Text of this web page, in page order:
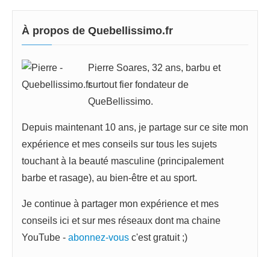
À propos de Quebellissimo.fr
Pierre Soares, 32 ans, barbu et
surtout fier fondateur de
QueBellissimo.
Depuis maintenant 10 ans, je partage sur ce site mon
expérience et mes conseils sur tous les sujets
touchant à la beauté masculine (principalement
barbe et rasage), au bien-être et au sport.
Je continue à partager mon expérience et mes
conseils ici et sur mes réseaux dont ma chaine
YouTube - abonnez-vous c'est gratuit ;)